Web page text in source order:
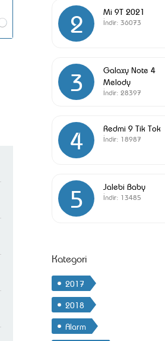
2 Mi 9T 2021
İndir: 36073
3
Galaxy Note 4
Melody
İndir: 28397
4 Redmi 9 Tik Tok
İndir: 18987
5 Jalebi Baby
İndir: 13485
Kategori
2017
2018
Alarm